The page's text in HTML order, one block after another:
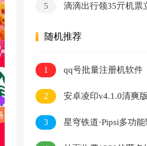
5 滴滴出行领35亓机票
随机推荐
1 qq号批量注册机软件
2 安卓凌印v4.1.0清爽
3
星穹铁道·Pipsi多功
服 v1.2.5